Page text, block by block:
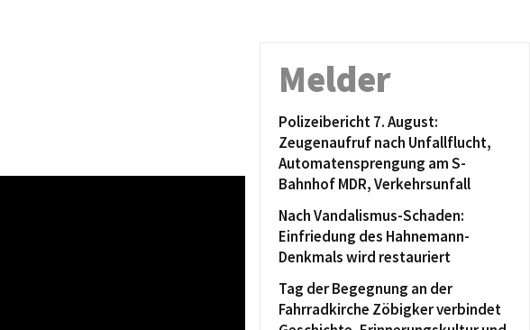
Melder
Polizeibericht 7. August:
Zeugenaufruf nach Unfallflucht,
Automatensprengung am S-
Bahnhof MDR, Verkehrsunfall
Nach Vandalismus-Schaden:
Einfriedung des Hahnemann-
Denkmals wird restauriert
Tag der Begegnung an der
Fahrradkirche Zöbigker verbindet